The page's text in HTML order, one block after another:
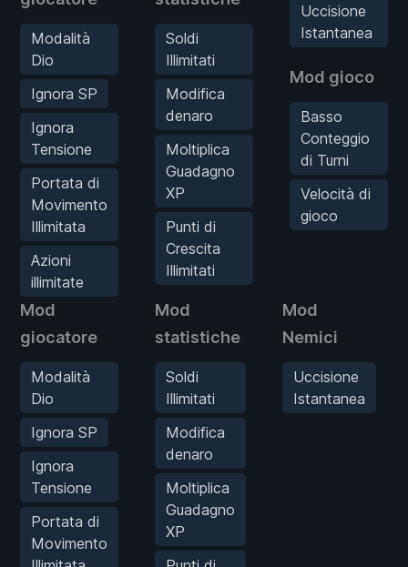
Modalità
Dio
Ignora SP
Ignora
Tensione
Portata di
Movimento
Illimitata
Azioni
illimitate
Soldi
Illimitati
Modifica
denaro
Moltiplica
Guadagno
XP
Punti di
Crescita
Illimitati
Uccisione
Istantanea
Mod gioco
Basso
Conteggio
di Turni
Velocità di
gioco
Mod
giocatore
Modalità
Dio
Ignora SP
Ignora
Tensione
Portata di
Movimento
Mod
statistiche
Soldi
Illimitati
Modifica
denaro
Moltiplica
Guadagno
XP
Mod
Nemici
Uccisione
Istantanea